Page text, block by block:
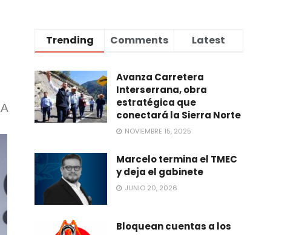
A
Trending Comments Latest
Avanza Carretera
Interserrana, obra
estratégica que
conectará la Sierra Norte
NOVIEMBRE 15, 2025
Marcelo termina el TMEC
y deja el gabinete
JUNIO 20, 2026
Bloquean cuentas a los